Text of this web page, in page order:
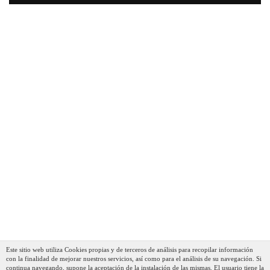
Este sitio web utiliza Cookies propias y de terceros de análisis para recopilar información
con la finalidad de mejorar nuestros servicios, así como para el análisis de su navegación. Si
continua navegando, supone la aceptación de la instalación de las mismas. El usuario tiene la